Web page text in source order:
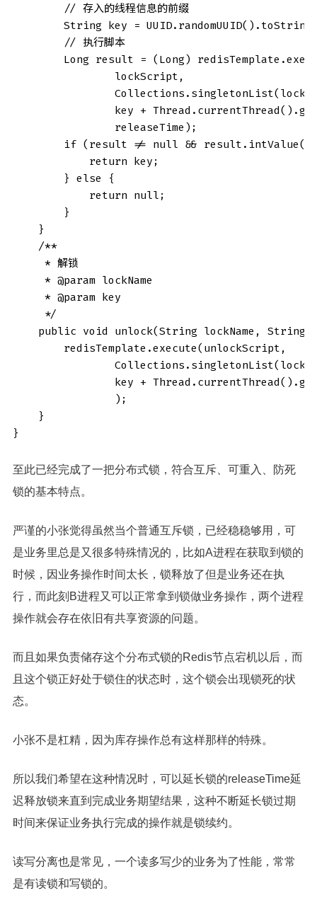
        // 存入的线程信息的前缀
String key =
        // 执行脚本
Long result = (Long)
                lockScript,
key +
                releaseTime);
if (result != null && result.intValue()
            return key;
        } else {
            return null;
        }
    }
    /**
     * 解锁
     * @param lockName
     * @param key
     */
public void unlock(String lockName, String
        redisTemplate.execute(unlockScript,
key +
                );
    }
}
至此已经完成了一把分布式锁，符合互斥、可重入、防死
锁的基本特点。
严谨的小张觉得虽然当个普通互斥锁，已经稳稳够用，可
是业务里总是又很多特殊情况的，比如A进程在获取到锁的
时候，因业务操作时间太长，锁释放了但是业务还在执
行，而此刻B进程又可以正常拿到锁做业务操作，两个进程
操作就会存在依旧有共享资源的问题。
而且如果负责储存这个分布式锁的Redis节点宕机以后，而
且这个锁正好处于锁住的状态时，这个锁会出现锁死的状
态。
小张不是杠精，因为库存操作总有这样那样的特殊。
所以我们希望在这种情况时，可以延长锁的releaseTime延
迟释放锁来直到完成业务期望结果，这种不断延长锁过期
时间来保证业务执行完成的操作就是锁续约。
读写分离也是常见，一个读多写少的业务为了性能，常常
是有读锁和写锁的。